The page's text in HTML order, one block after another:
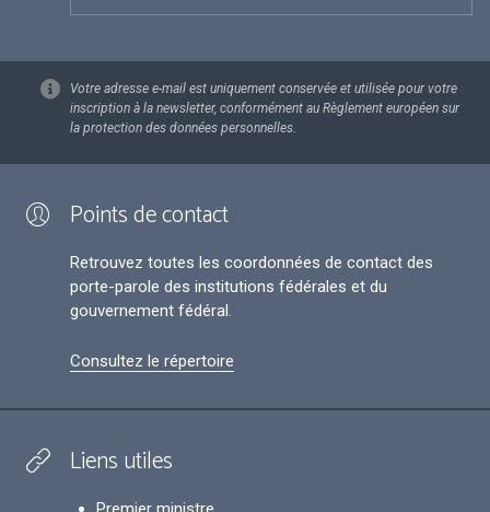
Votre adresse e-mail est uniquement conservée et utilisée pour votre
inscription à la newsletter, conformément au Règlement européen sur
la protection des données personnelles.
Points de contact
Retrouvez toutes les coordonnées de contact des
porte-parole des institutions fédérales et du
gouvernement fédéral.
Consultez le répertoire
Liens utiles